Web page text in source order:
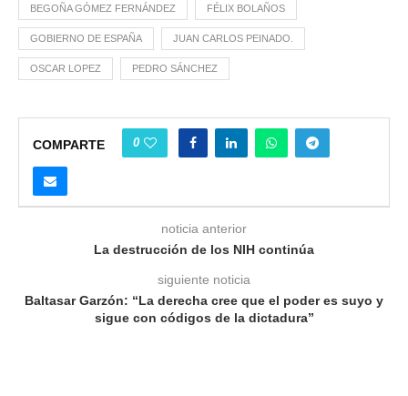
BEGOÑA GÓMEZ FERNÁNDEZ FÉLIX BOLAÑOS
GOBIERNO DE ESPAÑA JUAN CARLOS PEINADO.
OSCAR LOPEZ PEDRO SÁNCHEZ
COMPARTE 0
noticia anterior
La destrucción de los NIH continúa
siguiente noticia
Baltasar Garzón: “La derecha cree que el poder es suyo y
sigue con códigos de la dictadura”